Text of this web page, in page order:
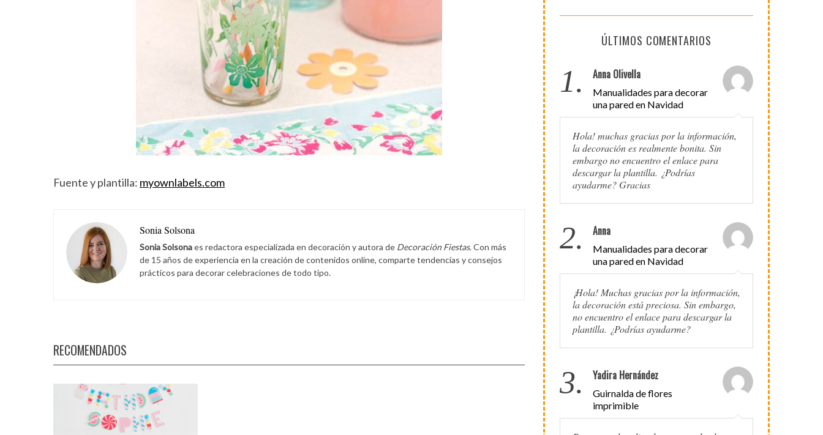
Fuente y plantilla: myownlabels.com
Sonia Solsona
Sonia Solsonaes redactora especializada en decoración y autora de Decoración Fiestas. Con más
de 15 años de experiencia en la creación de contenidos online, comparte tendencias y consejos
prácticos para decorar celebraciones de todo tipo.
RECOMENDADOS
ÚLTIMOS COMENTARIOS
1. Anna Olivella
Manualidades para decorar
una pared en Navidad
Hola! muchas gracias por la información,
la decoración es realmente bonita. Sin
embargo no encuentro el enlace para
descargar la plantilla. ¿Podrías
ayudarme? Gracias
2. Anna
Manualidades para decorar
una pared en Navidad
¡Hola! Muchas gracias por la información,
la decoración está preciosa. Sin embargo,
no encuentro el enlace para descargar la
plantilla. ¿Podrías ayudarme?
3. Yadira Hernández
Guirnalda de flores
imprimible